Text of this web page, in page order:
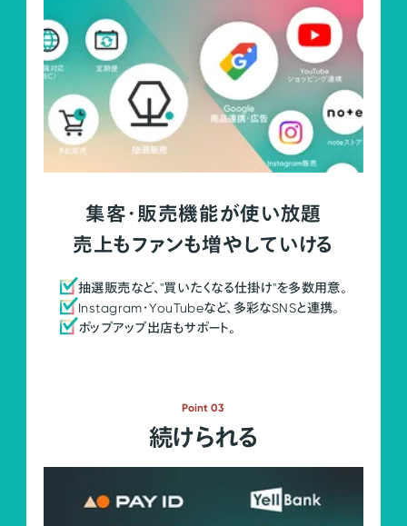
集客・販売機能が使い放題
売上もファンも増やしていける
抽選販売など、"買いたくなる仕掛け"を多数用意。
Instagram・YouTubeなど、多彩なSNSと連携。
ポップアップ出店もサポート。
Point 03
続けられる